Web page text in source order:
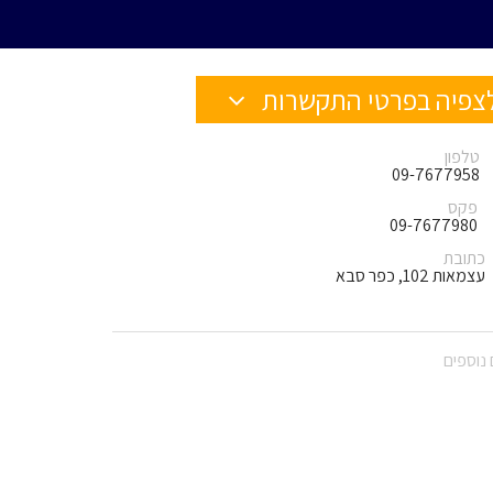
בפרטי התקשרות
טלפון
09-7677958
פקס
09-7677980
כתובת
עצמאות 102, כפר סבא